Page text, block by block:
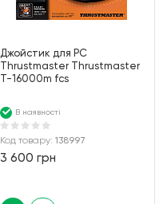
Джойстик для PC
Thrustmaster Thrustmaster
T-16000m fcs
В наявності
Код товару:138997
3 600 грн